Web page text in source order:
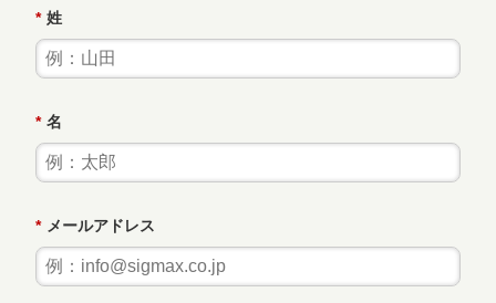
* 姓
* 名
* メールアドレス